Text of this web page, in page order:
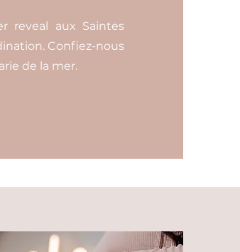
reveal aux Saintes
Confiez-nous
de la mer.